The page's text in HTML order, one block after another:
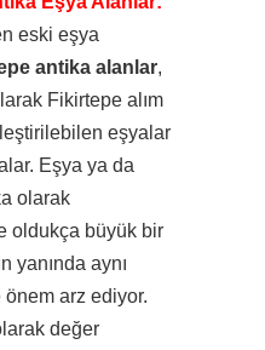
eski eşya
antika alanlar,
Fikirtepe alım
eşyalar
Eşya ya da
olarak
oldukça büyük bir
yanında aynı
arz ediyor.
değer